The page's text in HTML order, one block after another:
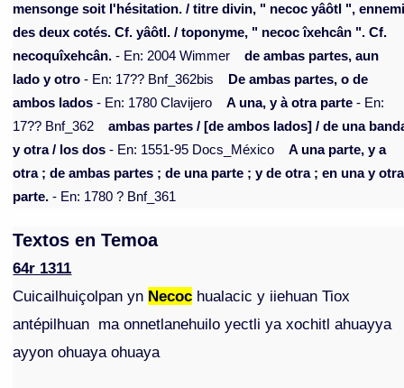
mensonge soit l'hésitation. / titre divin, " necoc yâôtl ",
des deux cotés. Cf. yâôtl. / toponyme, " necoc îxehcân ". Cf.
necoquîxehcân. - En: 2004 Wimmer
de ambas partes, aun
lado y otro - En: 17?? Bnf_362bis
De ambas partes, o de
ambos lados - En: 1780 Clavijero A una, y à otra parte - En:
17?? Bnf_362
ambas partes / [de ambos lados] / de una
y otra / los dos - En: 1551-95 Docs_México
A una parte, y a
otra ; de ambas partes ; de una parte ; y de otra ; en una y otra
parte. - En: 1780 ? Bnf_361
Textos en Temoa
64r 1311
Cuicailhuiçolpan yn Necoc hualacic y iiehuan Tiox
antépilhuan ma onnetlanehuilo yectli ya xochitl ahuayya
ayyon ohuaya ohuaya